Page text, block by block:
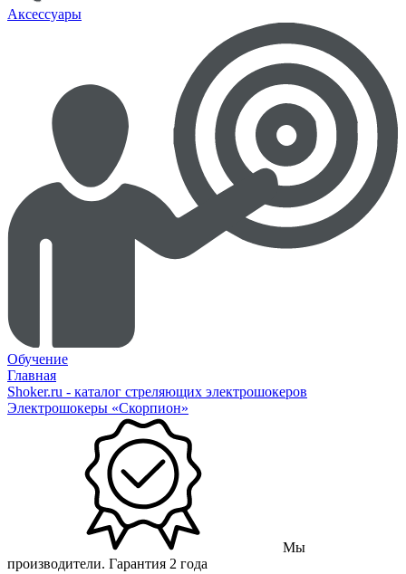
Аксессуары
Обучение
Главная
Shoker.ru - каталог стреляющих электрошокеров
Электрошокеры «Скорпион»
Мы
производители. Гарантия 2 года